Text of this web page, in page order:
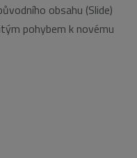
obsahu (Slide)
pohybem k novému